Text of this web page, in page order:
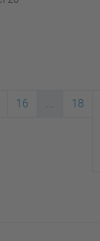
16 ... 18